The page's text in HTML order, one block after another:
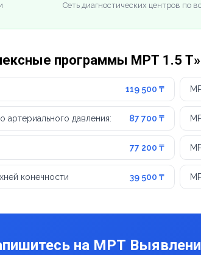
Сеть диагностических центров по
программы МРТ 1.5 Т»
119 500 ₸
артериального давления: 87 700 ₸
77 200 ₸
конечности 39 500 ₸
на МРТ